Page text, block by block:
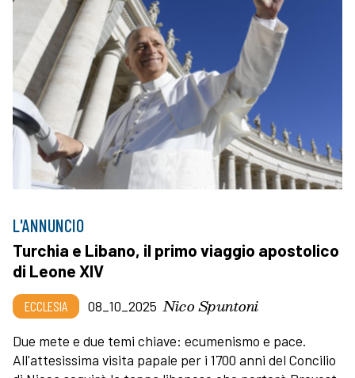
L'ANNUNCIO
Turchia e Libano, il primo viaggio apostolico
di Leone XIV
ECCLESIA 08_10_2025 Nico Spuntoni
Due mete e due temi chiave: ecumenismo e pace.
All'attesissima visita papale per i 1700 anni del Concilio